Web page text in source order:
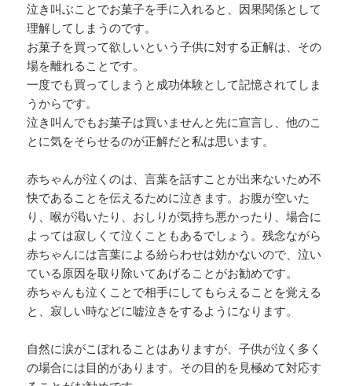
泣き叫ぶことでお菓子を手に入れると、因果関係として
理解してしまうのです。
お菓子を買って欲しいという子供に対する正解は、その
場を離れることです。
一度でも買ってしまうと成功体験として記憶されてしま
うからです。
泣き叫んでもお菓子は買いませんと先に宣言し、他のこ
とに気をそらせるのが正解だと私は思います。
赤ちゃんが泣くのは、言葉を話すことが出来ないため不
快であることを伝えるために泣きます。お腹が空いた
り、喉が渇いたり、おしりが気持ち悪かったり、場合に
よっては寂しくて泣くこともあるでしょう。残念ながら
赤ちゃんには言葉による紛らわせは効かないので、泣い
ている原因を取り除いてあげることがお勧めです。
赤ちゃんも泣くことで相手にしてもらえることを覚える
と、寂しい時などに嘘泣きをするようになります。
自然に涙がこぼれることはありますが、子供が泣く多く
の場合には目的があります。その目的を見極めて対応す